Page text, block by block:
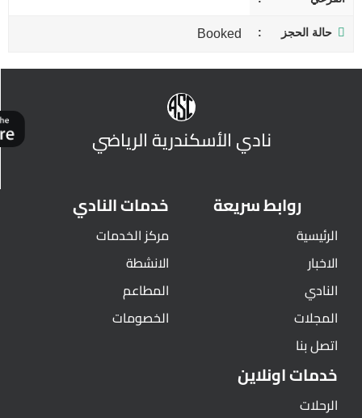
حالة الحجز Booked
نادي الأسكندرية الرياضي
روابط سريعة
الرئيسية
الاخبار
النادي
المجلات
اتصل بنا
خدمات النادي
مركز الخدمات
الانشطة
المطاعم
الخصومات
خدمات اونلاين
الرحلات